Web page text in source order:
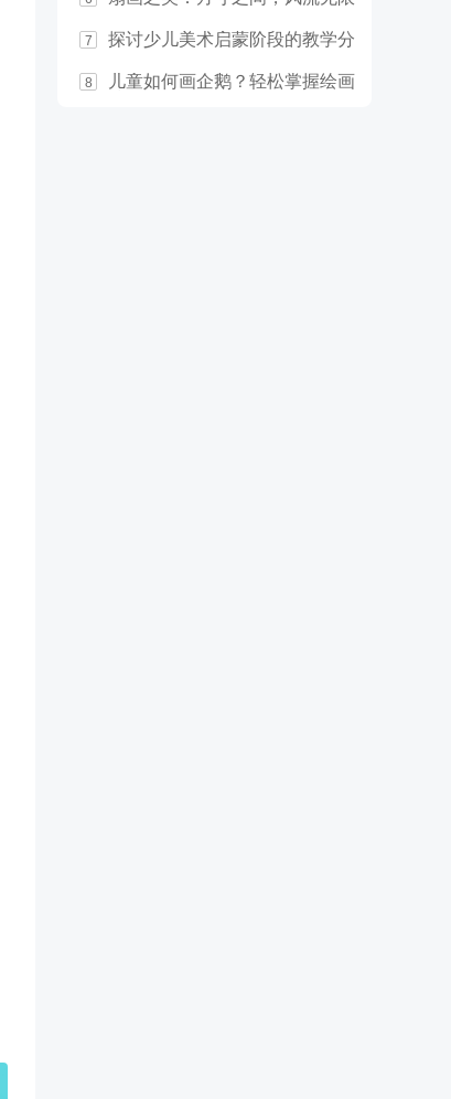
7
探讨少儿美术启蒙阶段的教学分
8
儿童如何画企鹅？轻松掌握绘画